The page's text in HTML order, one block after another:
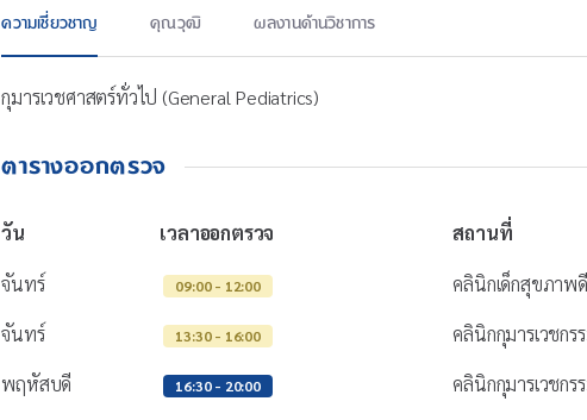
ความเชี่ยวชาญ คุณวุฒิ ผลงานด้านวิชาการ
กุมารเวชศาสตร์ทั่วไป (General Pediatrics)
ตารางออกตรวจ
วัน เวลาออกตรวจ สถานที่
จันทร์ 09:00 - 12:00
คลินิกเด็กสุขภาพดี
จันทร์
13:30 - 16:00
คลินิกกุมารเวชกร
พฤหัสบดี
16:30 - 20:00
คลินิกกุมารเวชกร